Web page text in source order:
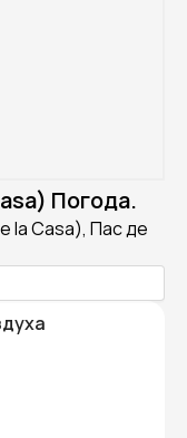
Погода.
la Casa), Пас де